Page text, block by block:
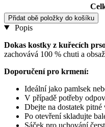
Přidat obě položky do košíku
Popis
Dokas kostky z kuřecích
zachovává 100 % chuti a
Doporučení pro krmení:
Ideální jako pamlsek
V případě potřeby
Dbejte na dostatek pitné
Po otevření skladujte
Sáček pro uchování